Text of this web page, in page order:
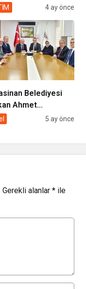
projesi
4 ay önce
Belediyesi
Ahmet
ile
5 ay önce
Gerekli alanlar * ile